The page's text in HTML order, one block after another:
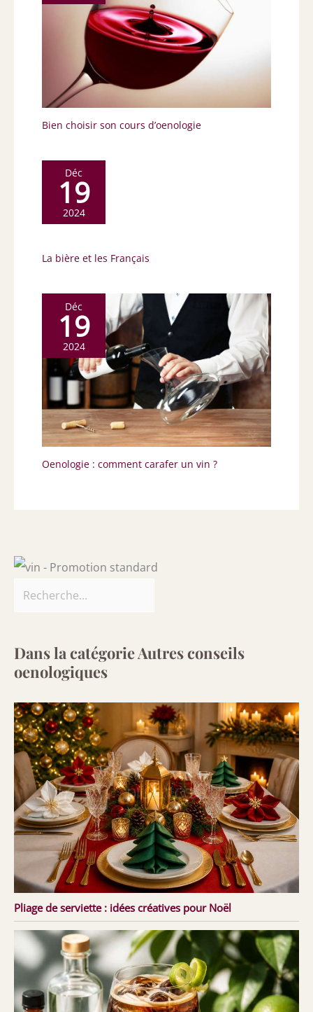
Bien choisir son cours d’oenologie
Déc
19
2024
La bière et les Français
Déc
19
2024
Oenologie : comment carafer un vin ?
Dans la catégorie Autres conseils
oenologiques
Pliage de serviette : idées créatives pour Noël